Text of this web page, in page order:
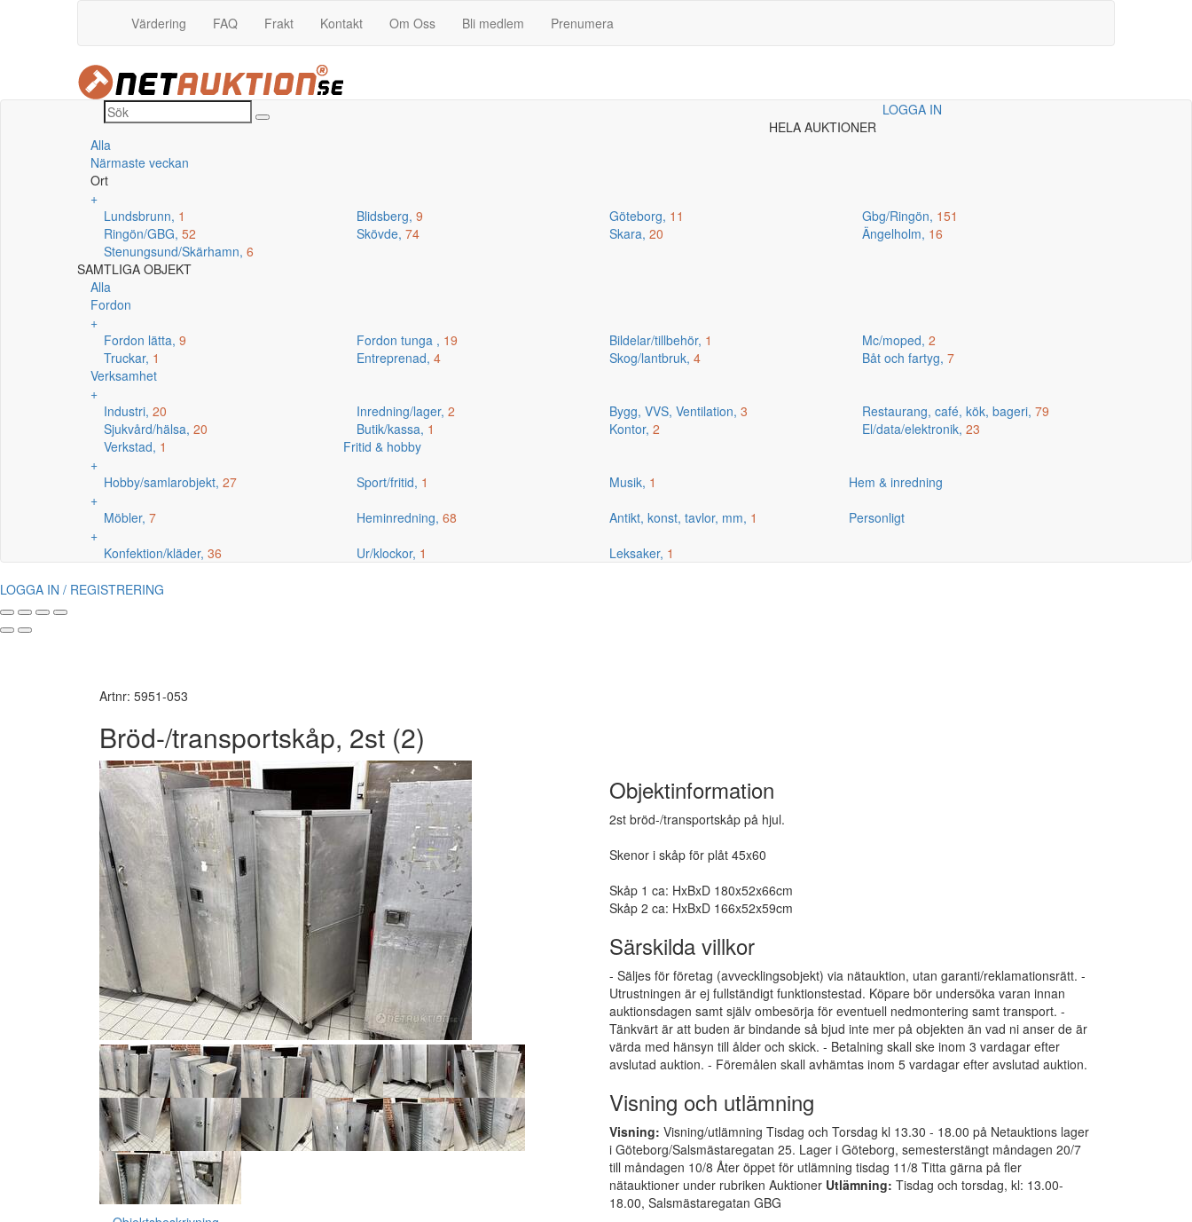
Värdering FAQ Frakt Kontakt Om Oss Bli medlem Prenumera
LOGGA IN
HELA AUKTIONER
Alla
Närmaste veckan
Ort
+
Lundsbrunn, 1 Blidsberg, 9 Göteborg, 11 Gbg/Ringön, 151
Ringön/GBG, 52 Skövde, 74 Skara, 20 Ängelholm, 16
Stenungsund/Skärhamn, 6
SAMTLIGA OBJEKT
Alla
Fordon
+
Fordon lätta, 9 Fordon tunga , 19 Bildelar/tillbehör, 1 Mc/moped, 2
Truckar, 1 Entreprenad, 4 Skog/lantbruk, 4 Båt och fartyg, 7
Verksamhet
+
Industri, 20 Inredning/lager, 2 Bygg, VVS, Ventilation, 3 Restaurang, café, kök, bageri, 79
Sjukvård/hälsa, 20 Butik/kassa, 1 Kontor, 2 El/data/elektronik, 23
Verkstad, 1
Fritid & hobby
+
Hobby/samlarobjekt, 27 Sport/fritid, 1 Musik, 1
Hem & inredning
+
Möbler, 7 Heminredning, 68 Antikt, konst, tavlor, mm, 1
Personligt
+
Konfektion/kläder, 36 Ur/klockor, 1 Leksaker, 1
LOGGA IN / REGISTRERING
Artnr: 5951-053
Bröd-/transportskåp, 2st (2)
Objektinformation
2st bröd-/transportskåp på hjul.
Skenor i skåp för plåt 45x60
Skåp 1 ca: HxBxD 180x52x66cm
Skåp 2 ca: HxBxD 166x52x59cm
Särskilda villkor
- Säljes för företag (avvecklingsobjekt) via nätauktion, utan garanti/reklamationsrätt. -
Utrustningen är ej fullständigt funktionstestad. Köpare bör undersöka varan innan
auktionsdagen samt själv ombesörja för eventuell nedmontering samt transport. -
Tänkvärt är att buden är bindande så bjud inte mer på objekten än vad ni anser de är
värda med hänsyn till ålder och skick. - Betalning skall ske inom 3 vardagar efter
avslutad auktion. - Föremålen skall avhämtas inom 5 vardagar efter avslutad auktion.
Visning och utlämning
Visning: Visning/utlämning Tisdag och Torsdag kl 13.30 - 18.00 på Netauktions lager
i Göteborg/Salsmästaregatan 25. Lager i Göteborg, semesterstängt måndagen 20/7
till måndagen 10/8 Åter öppet för utlämning tisdag 11/8 Titta gärna på fler
nätauktioner under rubriken Auktioner Utlämning: Tisdag och torsdag, kl: 13.00-
18.00, Salsmästaregatan GBG